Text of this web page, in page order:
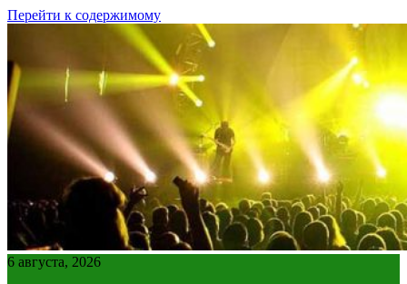
Перейти к содержимому
6 августа, 2026